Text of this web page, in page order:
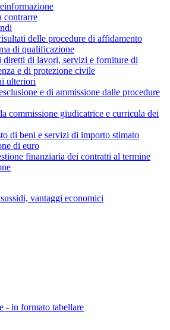
contrarre
delle procedure di affidamento
di qualificazione
diretti di lavori, servizi e forniture di
e di protezione civile
ulteriori
e di ammissione dalle procedure
commissione giudicatrice e curricula dei
di beni e servizi di importo stimato
di euro
finanziaria dei contratti al termine
vantaggi economici
- in formato tabellare